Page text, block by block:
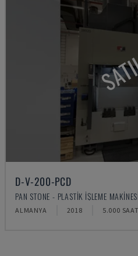
D-V-200-PCD
PAN STONE - PLASTIK IŞLEME MAKINESI
ALMANYA 2018 5.000 SAAT